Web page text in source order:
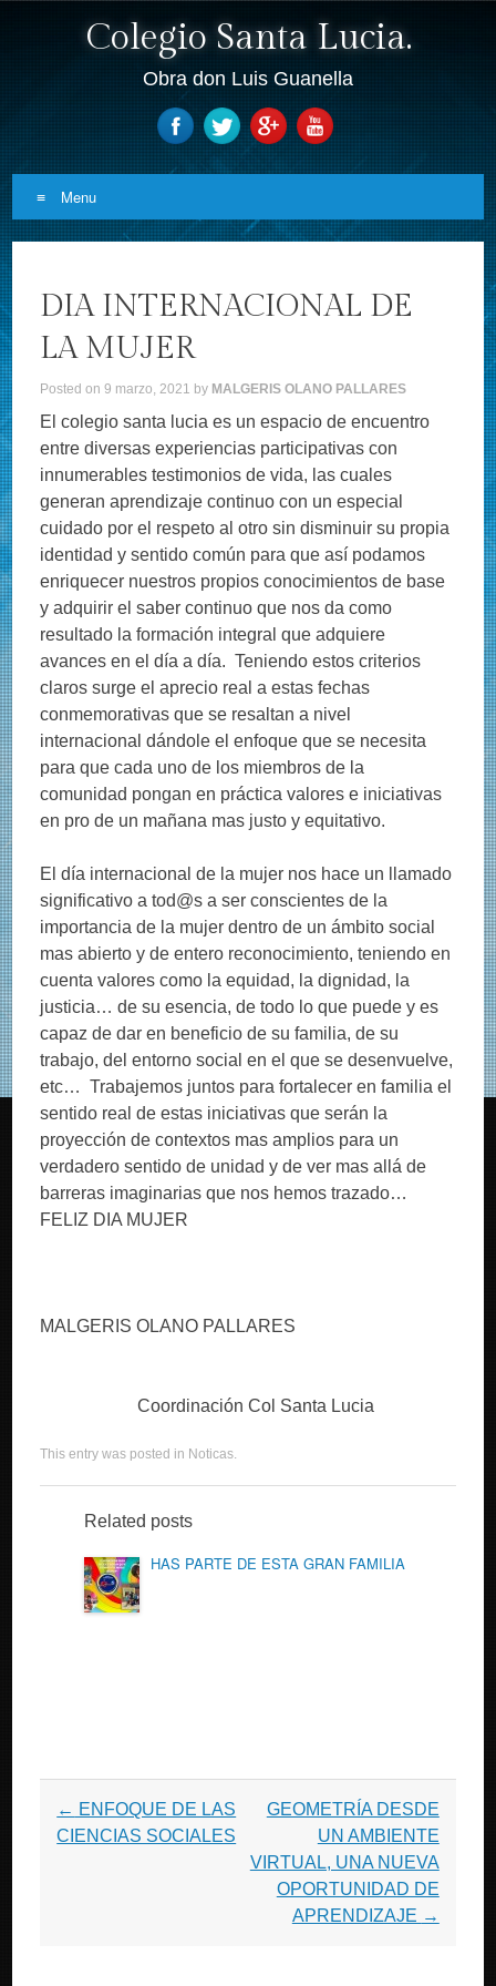
Colegio Santa Lucia.
Obra don Luis Guanella
Menu
DIA INTERNACIONAL DE
LA MUJER
Posted on9 marzo, 2021 by MALGERIS OLANO PALLARES
El colegio santa lucia es un espacio de encuentro
entre diversas experiencias participativas con
innumerables testimonios de vida, las cuales
generan aprendizaje continuo con un especial
cuidado por el respeto al otro sin disminuir su propia
identidad y sentido común para que así podamos
enriquecer nuestros propios conocimientos de base
y adquirir el saber continuo que nos da como
resultado la formación integral que adquiere
avances en el día a día. Teniendo estos criterios
claros surge el aprecio real a estas fechas
conmemorativas que se resaltan a nivel
internacional dándole el enfoque que se necesita
para que cada uno de los miembros de la
comunidad pongan en práctica valores e iniciativas
en pro de un mañana mas justo y equitativo.
El día internacional de la mujer nos hace un llamado
significativo a tod@s a ser conscientes de la
importancia de la mujer dentro de un ámbito social
mas abierto y de entero reconocimiento, teniendo en
cuenta valores como la equidad, la dignidad, la
justicia… de su esencia, de todo lo que puede y es
capaz de dar en beneficio de su familia, de su
trabajo, del entorno social en el que se desenvuelve,
etc… Trabajemos juntos para fortalecer en familia el
sentido real de estas iniciativas que serán la
proyección de contextos mas amplios para un
verdadero sentido de unidad y de ver mas allá de
barreras imaginarias que nos hemos trazado…
FELIZ DIA MUJER
MALGERIS OLANO PALLARES
Coordinación Col Santa Lucia
This entry was posted in Noticas.
Related posts
HAS PARTE DE ESTA GRAN FAMILIA
Post navigation
← ENFOQUE DE LAS
CIENCIAS SOCIALES
GEOMETRÍA DESDE
UN AMBIENTE
VIRTUAL, UNA NUEVA
OPORTUNIDAD DE
APRENDIZAJE →